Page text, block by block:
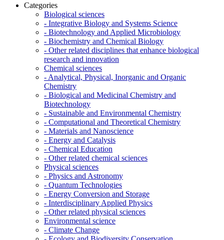
Categories
Biological sciences
- Integrative Biology and Systems Science
- Biotechnology and Applied Microbiology
- Biochemistry and Chemical Biology
- Other related disciplines that enhance biological
research and innovation
Chemical sciences
- Analytical, Physical, Inorganic and Organic
Chemistry
- Biological and Medicinal Chemistry and
Biotechnology
- Sustainable and Environmental Chemistry
- Computational and Theoretical Chemistry
- Materials and Nanoscience
- Energy and Catalysis
- Chemical Education
- Other related chemical sciences
Physical sciences
- Physics and Astronomy
- Quantum Technologies
- Energy Conversion and Storage
- Interdisciplinary Applied Physics
- Other related physical sciences
Environmental science
- Climate Change